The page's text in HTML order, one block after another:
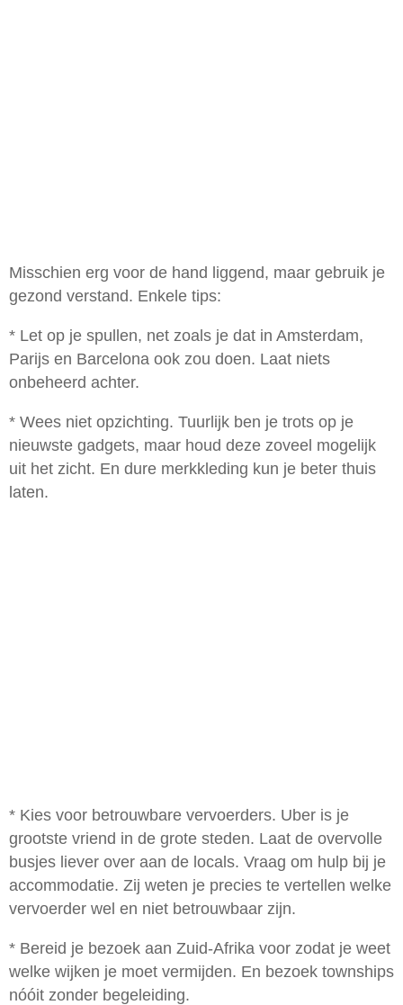
Misschien erg voor de hand liggend, maar gebruik je
gezond verstand. Enkele tips:
* Let op je spullen, net zoals je dat in Amsterdam,
Parijs en Barcelona ook zou doen. Laat niets
onbeheerd achter.
* Wees niet opzichting. Tuurlijk ben je trots op je
nieuwste gadgets, maar houd deze zoveel mogelijk
uit het zicht. En dure merkkleding kun je beter thuis
laten.
* Kies voor betrouwbare vervoerders. Uber is je
grootste vriend in de grote steden. Laat de overvolle
busjes liever over aan de locals. Vraag om hulp bij je
accommodatie. Zij weten je precies te vertellen welke
vervoerder wel en niet betrouwbaar zijn.
* Bereid je bezoek aan Zuid-Afrika voor zodat je weet
welke wijken je moet vermijden. En bezoek townships
nóóit zonder begeleiding.